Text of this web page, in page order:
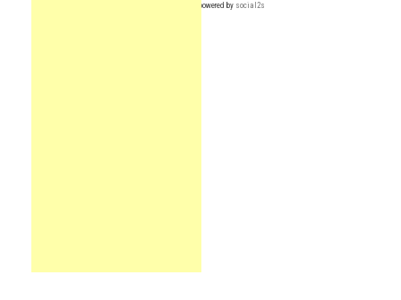
powered by social2s